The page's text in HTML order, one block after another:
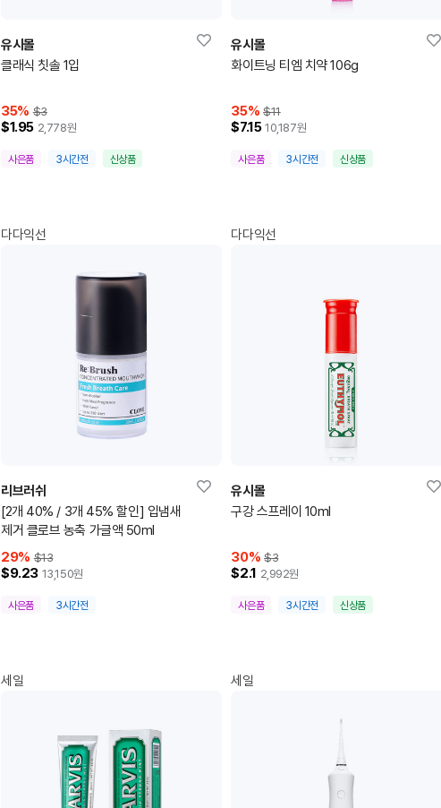
유시몰
클래식 칫솔 1입
35% $3
$1.95 2,778원
사은품 3시간전 신상품
유시몰
화이트닝 티엠 치약 106g
35% $11
$7.15 10,187원
사은품 3시간전 신상품
다다익선
리브러쉬
[2개 40% / 3개 45% 할인] 입냄새
제거 클로브 농축 가글액 50ml
29% $13
$9.23 13,150원
사은품 3시간전
다다익선
유시몰
구강 스프레이 10ml
30% $3
$2.1 2,992원
사은품 3시간전 신상품
세일 세일